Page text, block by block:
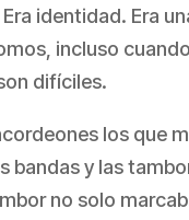
identidad. Era
incluso
difíciles.
los que
bandas y las
no solo